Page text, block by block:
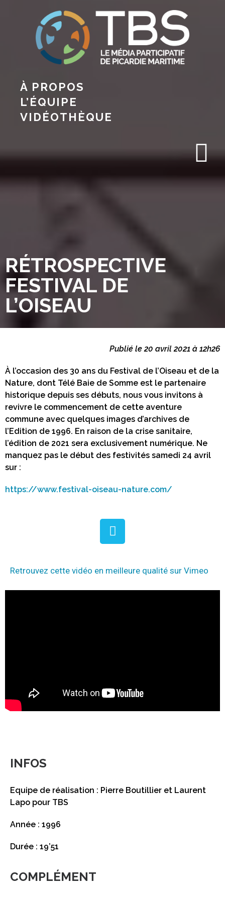
À PROPOS
L’ÉQUIPE
VIDÉOTHÈQUE
RÉTROSPECTIVE
FESTIVAL DE
L’OISEAU
Publié le 20 avril 2021 à 12h26
À l’occasion des 30 ans du Festival de l’Oiseau et de la
Nature, dont Télé Baie de Somme est le partenaire
historique depuis ses débuts, nous vous invitons à
revivre le commencement de cette aventure
commune avec quelques images d’archives de
l’Edition de 1996. En raison de la crise sanitaire,
l’édition de 2021 sera exclusivement numérique. Ne
manquez pas le début des festivités samedi 24 avril
sur :
https://www.festival-oiseau-nature.com/
Retrouvez cette vidéo en meilleure qualité sur Vimeo
INFOS
Equipe de réalisation : Pierre Boutillier et Laurent
Lapo pour TBS
Année : 1996
Durée : 19’51
COMPLÉMENT